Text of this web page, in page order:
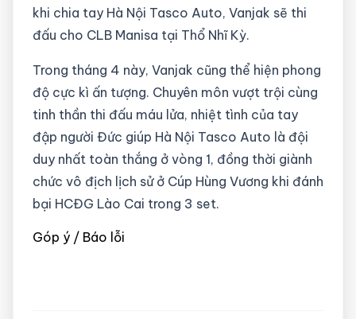
khi chia tay Hà Nội Tasco Auto, Vanjak sẽ thi
đấu cho CLB Manisa tại Thổ Nhĩ Kỳ.
Trong tháng 4 này, Vanjak cũng thể hiện phong
độ cực kì ấn tượng. Chuyên môn vượt trội cùng
tinh thần thi đấu máu lửa, nhiệt tình của tay
đập người Đức giúp Hà Nội Tasco Auto là đội
duy nhất toàn thắng ở vòng 1, đồng thời giành
chức vô địch lịch sử ở Cúp Hùng Vương khi đánh
bại HCĐG Lào Cai trong 3 set.
Góp ý / Báo lỗi